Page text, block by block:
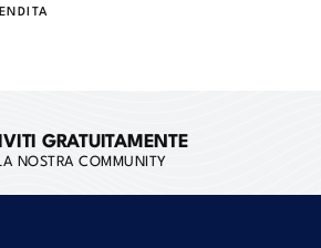
GRATUITAMENTE
NOSTRA COMMUNITY